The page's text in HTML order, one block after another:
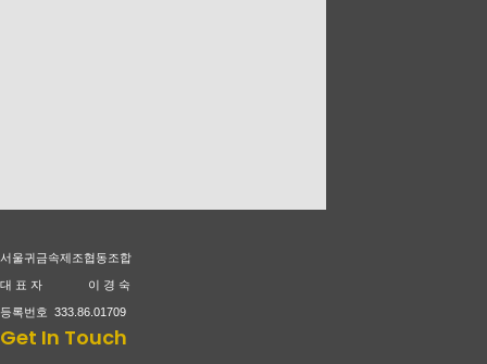
서울귀금속제조협동조합
대 표 자 이 경 숙
등록번호 333.86.01709
Get In Touch